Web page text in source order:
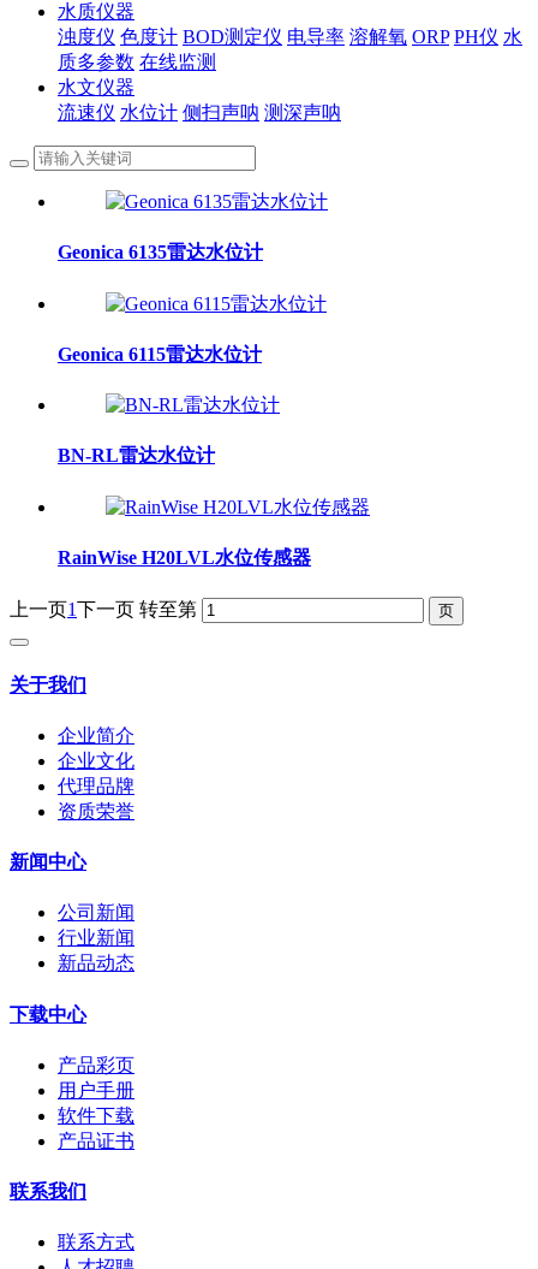
水质仪器
浊度仪 色度计 BOD测定仪 电导率 溶解氧 ORP PH仪 水
质多参数 在线监测
水文仪器
流速仪 水位计 侧扫声呐 测深声呐
Geonica 6135雷达水位计
Geonica 6115雷达水位计
BN-RL雷达水位计
RainWise H20LVL水位传感器
上一页1下一页 转至第
关于我们
企业简介
企业文化
代理品牌
资质荣誉
新闻中心
公司新闻
行业新闻
新品动态
下载中心
产品彩页
用户手册
软件下载
产品证书
联系我们
联系方式